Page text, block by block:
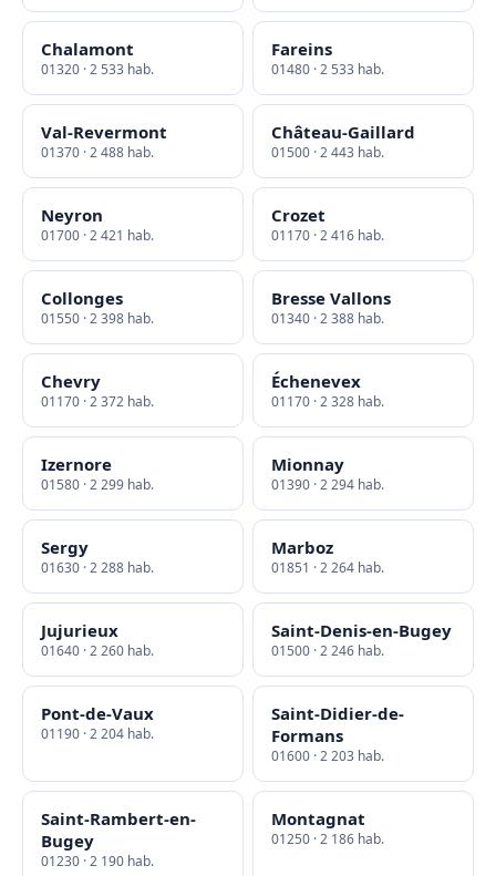
Chalamont
01320 · 2 533 hab.
Fareins
01480 · 2 533 hab.
Val-Revermont
01370 · 2 488 hab.
Château-Gaillard
01500 · 2 443 hab.
Neyron
01700 · 2 421 hab.
Crozet
01170 · 2 416 hab.
Collonges
01550 · 2 398 hab.
Bresse Vallons
01340 · 2 388 hab.
Chevry
01170 · 2 372 hab.
Échenevex
01170 · 2 328 hab.
Izernore
01580 · 2 299 hab.
Mionnay
01390 · 2 294 hab.
Sergy
01630 · 2 288 hab.
Marboz
01851 · 2 264 hab.
Jujurieux
01640 · 2 260 hab.
Saint-Denis-en-Bugey
01500 · 2 246 hab.
Pont-de-Vaux
01190 · 2 204 hab.
Saint-Didier-de-
Formans
01600 · 2 203 hab.
Saint-Rambert-en-
Bugey
01230 · 2 190 hab.
Montagnat
01250 · 2 186 hab.